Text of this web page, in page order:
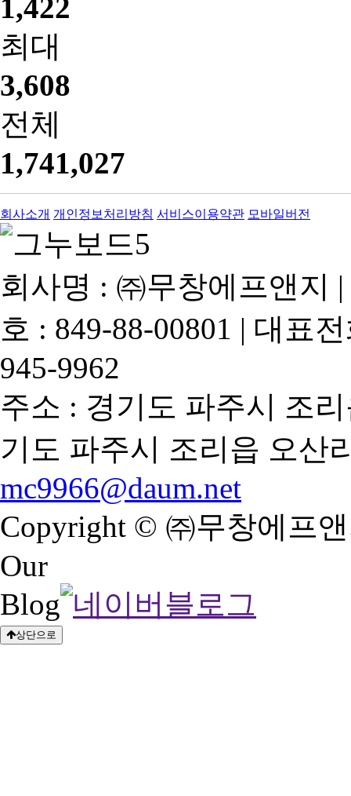
1,422
최대
3,608
전체
1,741,027
회사소개 개인정보처리방침 서비스이용약관 모바일버전
회사명 : ㈜무창에프앤지
호 : 849-88-00801 | 대표
945-9962
주소 : 경기도 파주시 조
기도 파주시 조리읍 오산
mc9966@daum.net
Copyright © ㈜무창에프
Our
Blog
상단으로